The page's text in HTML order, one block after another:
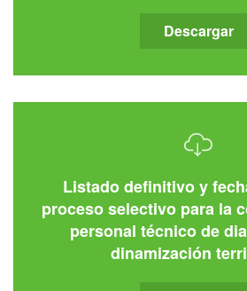
Descargar
Listado definitivo y
proceso selectivo para la
personal técnico de
dinamización